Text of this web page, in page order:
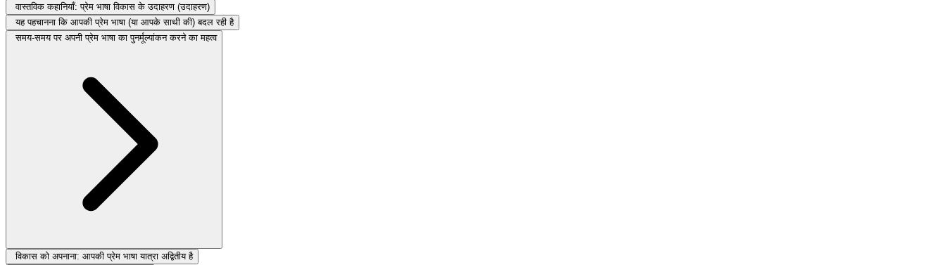
वास्तविक कहानियाँ: प्रेम भाषा विकास के उदाहरण (उदाहरण)
यह पहचानना कि आपकी प्रेम भाषा (या आपके साथी की) बदल रही है
समय-समय पर अपनी प्रेम भाषा का पुनर्मूल्यांकन करने का महत्व
विकास को अपनाना: आपकी प्रेम भाषा यात्रा अद्वितीय है